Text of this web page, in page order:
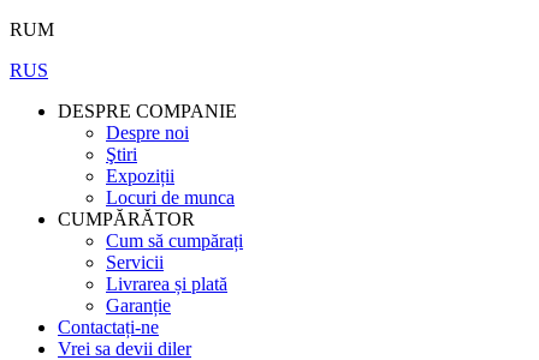
RUM
RUS
DESPRE COMPANIE
Despre noi
Ştiri
Expoziții
Locuri de munca
CUMPĂRĂTOR
Cum să cumpărați
Servicii
Livrarea și plată
Garanție
Contactați-ne
Vrei sa devii diler